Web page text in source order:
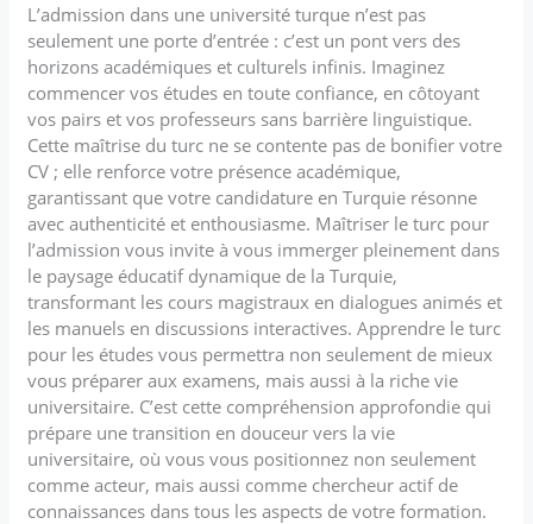
L’admission dans une université turque n’est pas
seulement une porte d’entrée : c’est un pont vers des
horizons académiques et culturels infinis. Imaginez
commencer vos études en toute confiance, en côtoyant
vos pairs et vos professeurs sans barrière linguistique.
Cette maîtrise du turc ne se contente pas de bonifier votre
CV ; elle renforce votre présence académique,
garantissant que votre candidature en Turquie résonne
avec authenticité et enthousiasme. Maîtriser le turc pour
l’admission vous invite à vous immerger pleinement dans
le paysage éducatif dynamique de la Turquie,
transformant les cours magistraux en dialogues animés et
les manuels en discussions interactives. Apprendre le turc
pour les études vous permettra non seulement de mieux
vous préparer aux examens, mais aussi à la riche vie
universitaire. C’est cette compréhension approfondie qui
prépare une transition en douceur vers la vie
universitaire, où vous vous positionnez non seulement
comme acteur, mais aussi comme chercheur actif de
connaissances dans tous les aspects de votre formation.